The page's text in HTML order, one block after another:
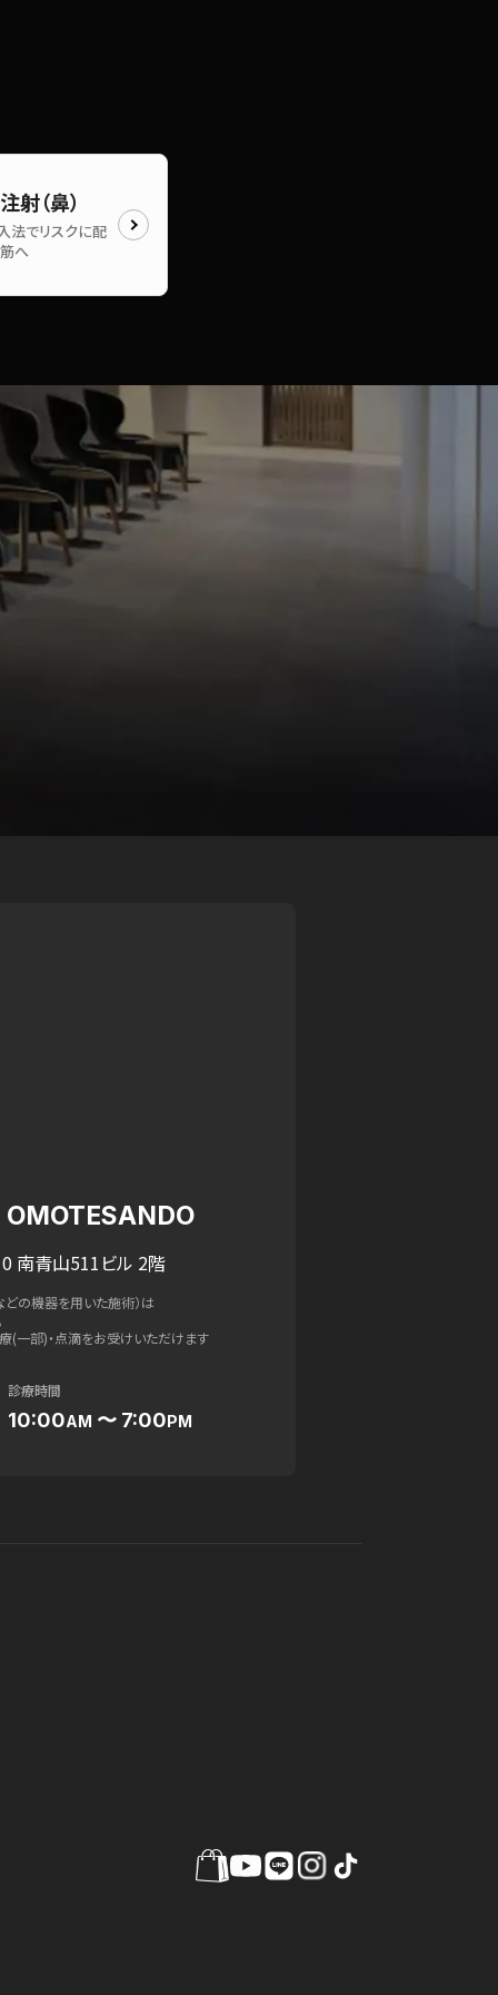
射（鼻）
法でリスクに配
へ
南青山511ビル 2階
の機器を用いた施術）は
一部)・点滴をお受けいただけます
診療時間
10:00AM 〜 7:00PM